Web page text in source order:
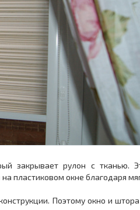
закрывает рулон с тканью.
пластиковом окне благодаря
Поэтому окно и штора